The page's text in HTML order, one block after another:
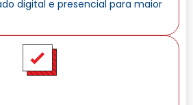
digital e presencial para maior